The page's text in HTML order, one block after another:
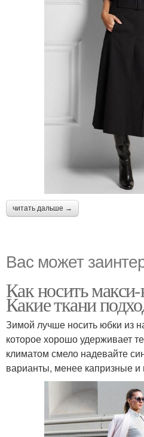
читать дальше →
Вас может
Как носить
Какие ткани
Зимой лучше носить юбки из
которое хорошо удерживает
климатом смело надевайте
варианты, менее капризные и